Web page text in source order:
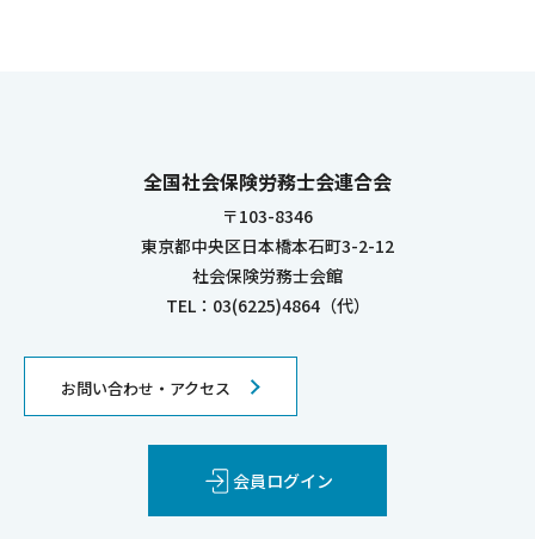
全国社会保険労務士会連合会
〒103-8346
東京都中央区日本橋本石町3-2-12
社会保険労務士会館
TEL：03(6225)4864（代）
お問い合わせ・アクセス
会員ログイン